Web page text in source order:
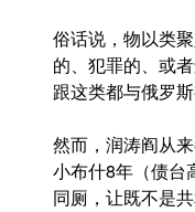
俗话说，物以类
的、犯罪的、或
跟这类都与俄罗
然而，润涛阎从
小布什8年（债台
同厕，让既不是